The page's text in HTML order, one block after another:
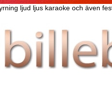
ljud ljus karaoke och även